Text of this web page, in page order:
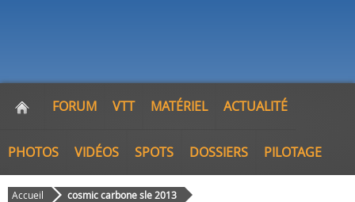
FORUM VTT MATÉRIEL ACTUALITÉ
PHOTOS VIDÉOS SPOTS DOSSIERS PILOTAGE
Accueil cosmic carbone sle 2013